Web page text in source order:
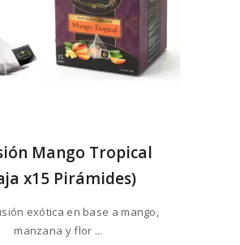
Mango Tropical
x15 Pirámides)
exótica en base a mango,
manzana y flor ...